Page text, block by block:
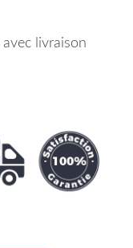
livraison